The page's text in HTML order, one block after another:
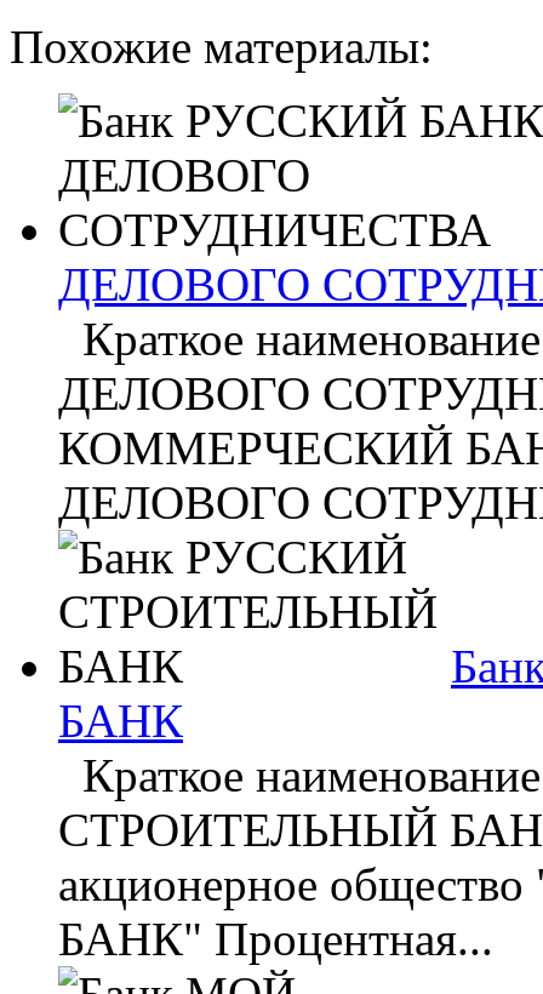
Похожие материалы:
ДЕЛОВОГО
Краткое
ДЕЛОВОГО
КОММЕРЧЕСКИЙ
ДЕЛОВОГО
БАНК
Краткое
СТРОИТЕЛЬНЫЙ БАНК
акционерное
БАНК" Процентная...